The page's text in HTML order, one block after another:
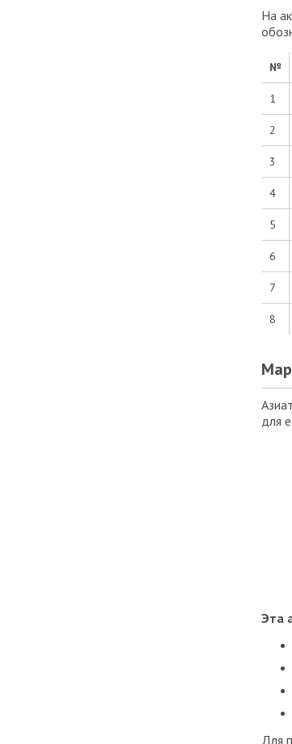
На
№
1
2
3
4
5
6
7
8
для
Эта
Для